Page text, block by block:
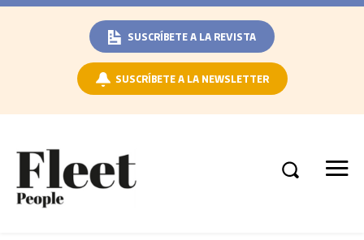
SUSCRÍBETE A LA REVISTA
SUSCRÍBETE A LA NEWSLETTER